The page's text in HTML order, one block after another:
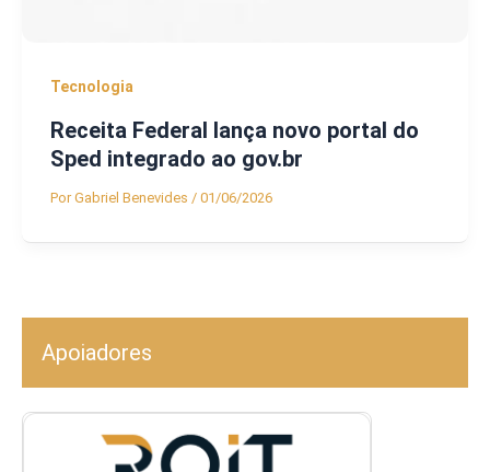
Tecnologia
Receita Federal lança novo portal do
Sped integrado ao gov.br
PorGabriel Benevides / 01/06/2026
Apoiadores